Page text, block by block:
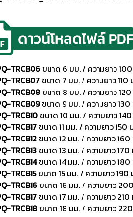
TRCB06ขนาด 6 มม. / ความยาว
TRCB07ขนาด 7 มม. / ความยาว 110
TRCB08ขนาด 8 มม. / ความยาว
TRCB09ขนาด 9 มม. / ความยาว 130
TRCB10ขนาด 10 มม. / ความยาว
TRCB17ขนาด 11 มม. / ความยาว 150
TRCB12ขนาด 12 มม. / ความยาว 160
TRCB13ขนาด 13 มม. / ความยาว 170
TRCB14ขนาด 14 มม. / ความยาว 180
TRCB15ขนาด 15 มม. / ความยาว 190
TRCB16ขนาด 16 มม. / ความยาว
TRCB17ขนาด 17 มม. / ความยาว 210
TRCB18ขนาด 18 มม. / ความยาว